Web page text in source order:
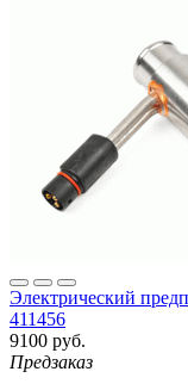
Электрический
411456
9100 руб.
Предзаказ